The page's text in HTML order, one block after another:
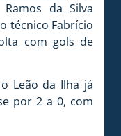
da Silva
técnico Fabrício
com gols de
Leão da Ilha já
por 2 a 0, com